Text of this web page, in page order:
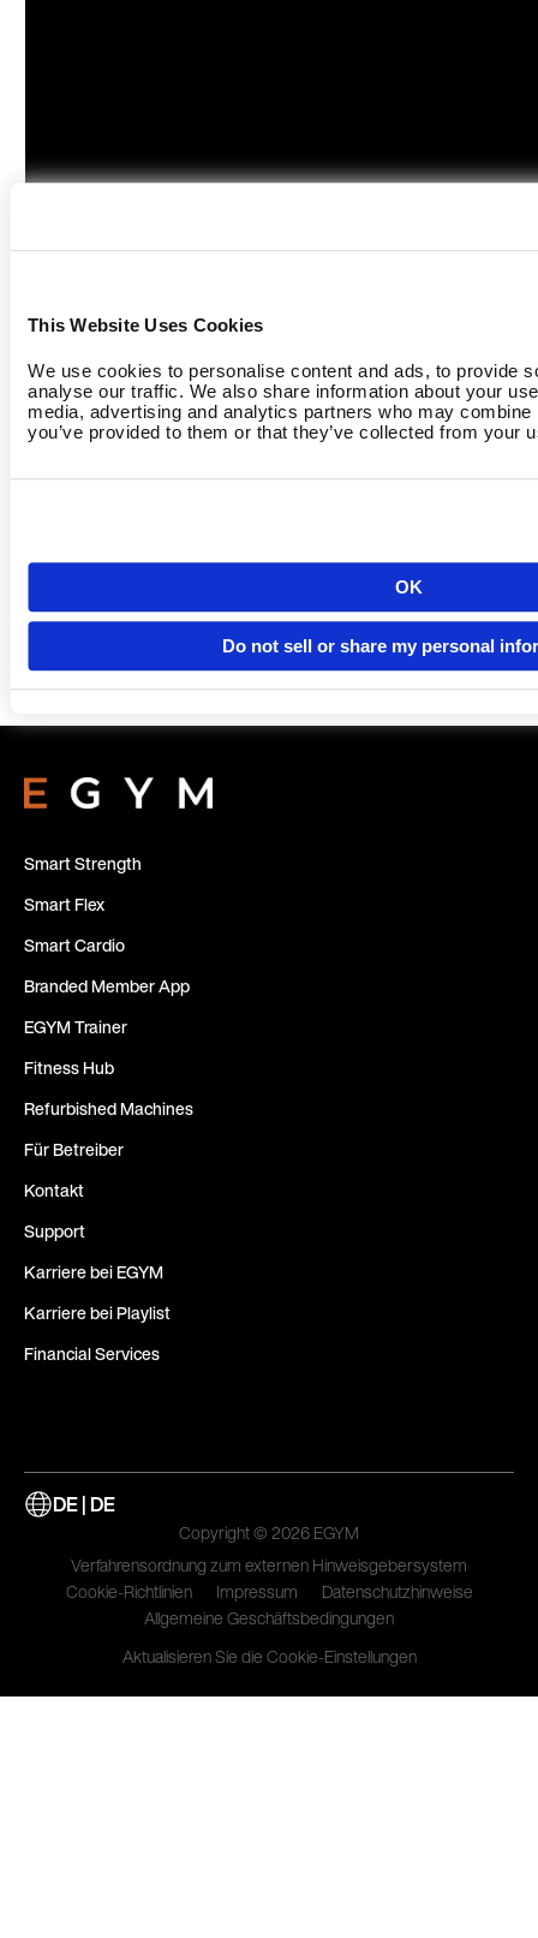
This Website Uses Cookies
We use cookies to personalise content and ads, to provide
analyse our traffic. We also share information about your
media, advertising and analytics partners who may
you’ve provided to them or that they’ve collected from your
OK
Do not sell or share my personal
Starte noch heute die
Transformation Deines Studios!
Smart Strength
Smart Flex
Smart Cardio
Branded Member App
EGYM Trainer
Fitness Hub
Refurbished Machines
Für Betreiber
Kontakt
Support
Karriere bei EGYM
Karriere bei Playlist
Financial Services
DE | DE
Copyright © 2026 EGYM
Verfahrensordnung zum externen Hinweisgebersystem
Cookie-Richtlinien
Impressum
Datenschutzhinweise
Allgemeine Geschäftsbedingungen
Aktualisieren Sie die Cookie-Einstellungen